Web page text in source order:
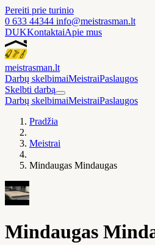
Pereiti prie turinio
0 633 44344 info@meistrasman.lt
DUKKontaktaiApie mus
meistrasman.lt
Darbų skelbimaiMeistraiPaslaugos
Skelbti darbą
Darbų skelbimaiMeistraiPaslaugos
Pradžia
Meistrai
Mindaugas Mindaugas
Mindaugas